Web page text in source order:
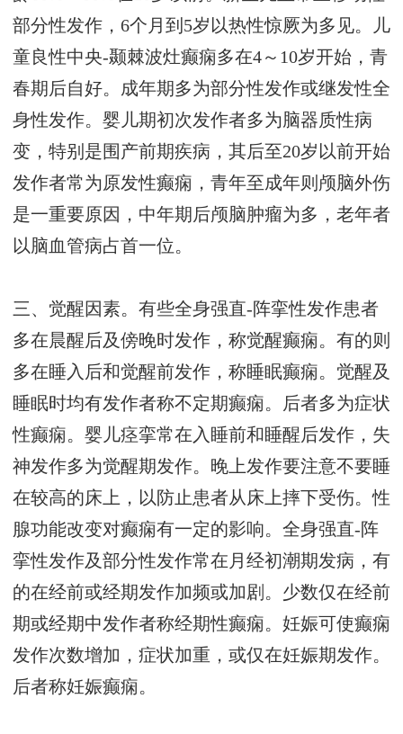
部分性发作，6个月到5岁以热性惊厥为多见。儿
童良性中央-颞棘波灶癫痫多在4～10岁开始，青
春期后自好。成年期多为部分性发作或继发性全
身性发作。婴儿期初次发作者多为脑器质性病
变，特别是围产前期疾病，其后至20岁以前开始
发作者常为原发性癫痫，青年至成年则颅脑外伤
是一重要原因，中年期后颅脑肿瘤为多，老年者
以脑血管病占首一位。
三、觉醒因素。有些全身强直-阵挛性发作患者
多在晨醒后及傍晚时发作，称觉醒癫痫。有的则
多在睡入后和觉醒前发作，称睡眠癫痫。觉醒及
睡眠时均有发作者称不定期癫痫。后者多为症状
性癫痫。婴儿痉挛常在入睡前和睡醒后发作，失
神发作多为觉醒期发作。晚上发作要注意不要睡
在较高的床上，以防止患者从床上摔下受伤。性
腺功能改变对癫痫有一定的影响。全身强直-阵
挛性发作及部分性发作常在月经初潮期发病，有
的在经前或经期发作加频或加剧。少数仅在经前
期或经期中发作者称经期性癫痫。妊娠可使癫痫
发作次数增加，症状加重，或仅在妊娠期发作。
后者称妊娠癫痫。